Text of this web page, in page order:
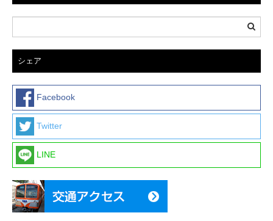
シェア
Facebook
Twitter
LINE